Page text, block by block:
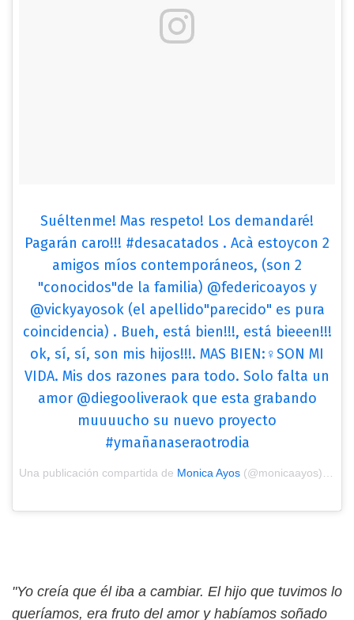
Suéltenme! Mas respeto! Los demandaré!
Pagarán caro!!! #desacatados . Acà estoycon 2
amigos míos contemporáneos, (son 2
"conocidos"de la familia) @federicoayos y
@vickyayosok (el apellido"parecido" es pura
coincidencia) . Bueh, está bien!!!, está bieeen!!!
ok, sí, sí, son mis hijos!!!. MAS BIEN:♀️SON MI
VIDA. Mis dos razones para todo. Solo falta un
amor @diegooliveraok que esta grabando
muuuucho su nuevo proyecto
#ymañanaseraotrodia
Una publicación compartida de Monica Ayos (@monicaayos) el
"Yo creía que él iba a cambiar. El hijo que tuvimos lo
queríamos, era fruto del amor y habíamos soñado